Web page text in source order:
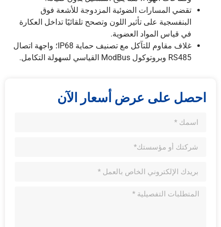
تقضي المسارات الضوئية المزدوجة للأشعة فوق
البنفسجية على تأثير اللون وتصحح تلقائيًا تداخل العكارة
في قياس المواد العضوية.
غلاف مقاوم للتآكل مع تصنيف حماية IP68؛ واجهة اتصال
RS485 وبروتوكول ModBus القياسي لسهولة التكامل.
احصل على عرض أسعار الآن